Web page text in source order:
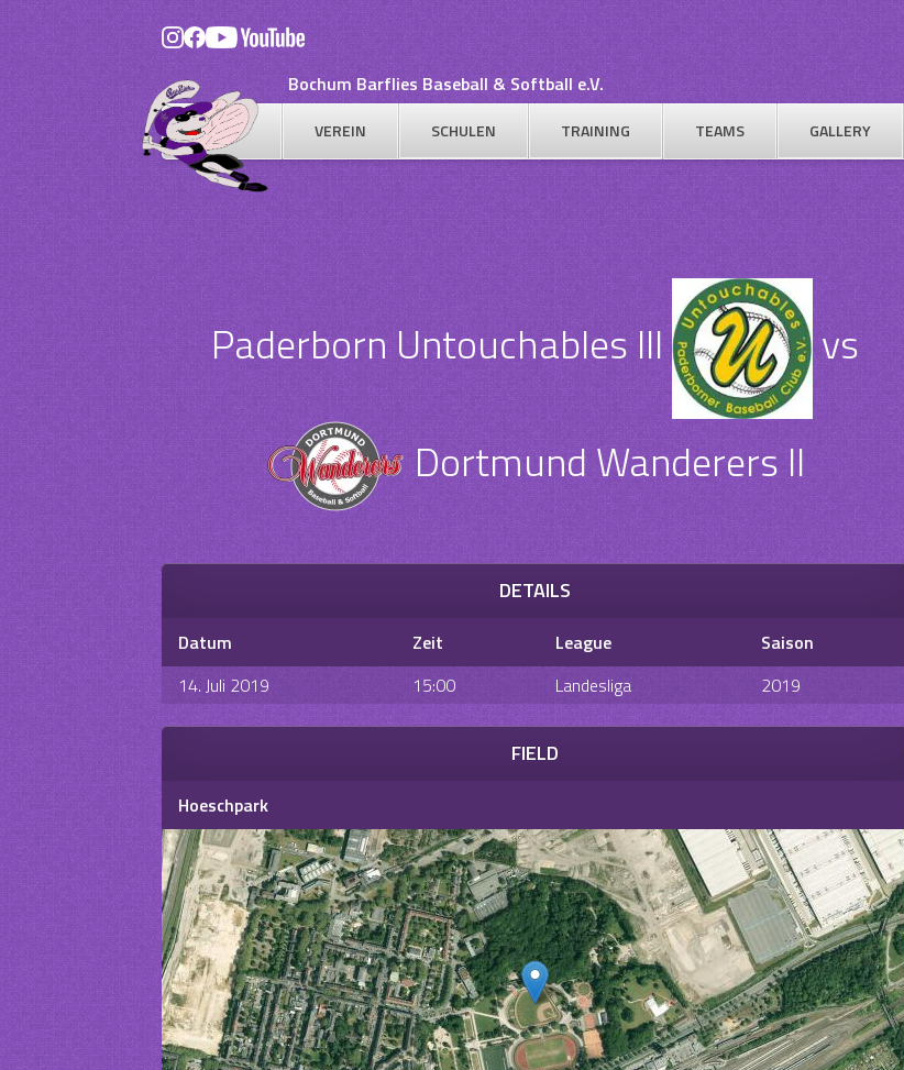
Skip
content
Bochum Barflies Baseball & Softball e.V.
VEREIN SCHULEN TRAINING TEAMS GALLERY
Paderborn Untouchables III
vs
Dortmund Wanderers II
DETAILS
Datum Zeit League
Saison
14. Juli 2019
15:00 Landesliga 2019
FIELD
Hoeschpark